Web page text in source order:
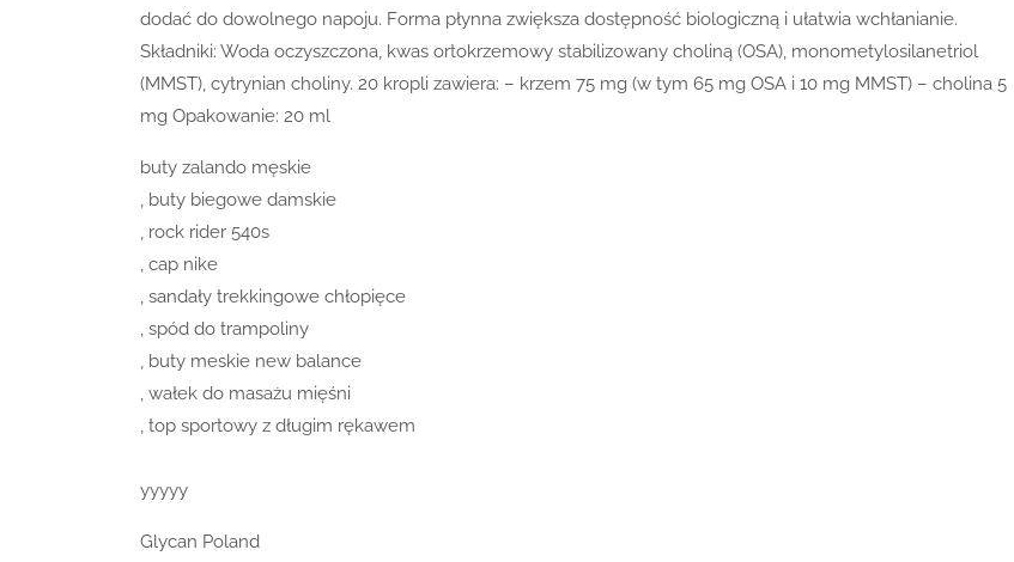
dodać do dowolnego napoju. Forma płynna zwiększa dostępność biologiczną i ułatwia wchłanianie.
Składniki: Woda oczyszczona, kwas ortokrzemowy stabilizowany choliną (OSA), monometylosilanetriol
(MMST), cytrynian choliny. 20 kropli zawiera: – krzem 75 mg (w tym 65 mg OSA i 10 mg MMST) – cholina 5
mg Opakowanie: 20 ml
buty zalando męskie
, buty biegowe damskie
, rock rider 540s
, cap nike
, sandały trekkingowe chłopięce
, spód do trampoliny
, buty meskie new balance
, wałek do masażu mięśni
, top sportowy z długim rękawem
yyyyy
Glycan Poland